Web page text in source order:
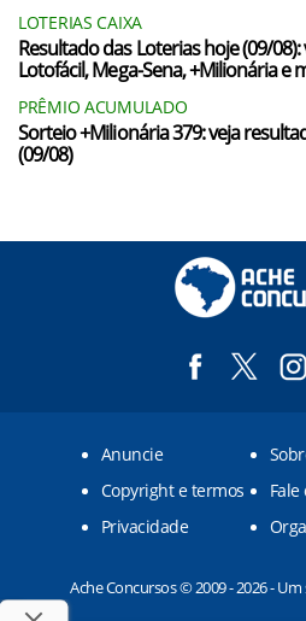
LOTERIAS CAIXA
Resultado das Loterias hoje (09/
Lotofácil, Mega-Sena, +Milionária e
PRÊMIO ACUMULADO
Sorteio +Milionária 379: veja
(09/08)
Anuncie
Copyright e termos
Fale
Privacidade
Ache Concursos © 2009 - 2026 -